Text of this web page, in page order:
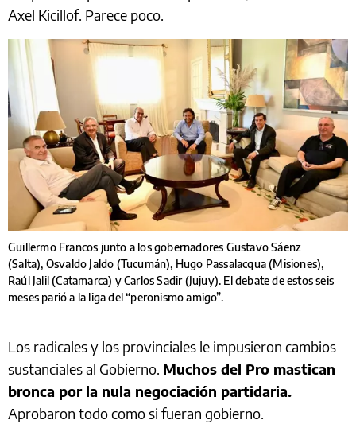
Axel Kicillof. Parece poco.
Guillermo Francos junto a los gobernadores Gustavo Sáenz
(Salta), Osvaldo Jaldo (Tucumán), Hugo Passalacqua (Misiones),
Raúl Jalil (Catamarca) y Carlos Sadir (Jujuy). El debate de estos seis
meses parió a la liga del “peronismo amigo”.
Los radicales y los provinciales le impusieron cambios
sustanciales al Gobierno. Muchos del Pro mastican
bronca por la nula negociación partidaria.
Aprobaron todo como si fueran gobierno.